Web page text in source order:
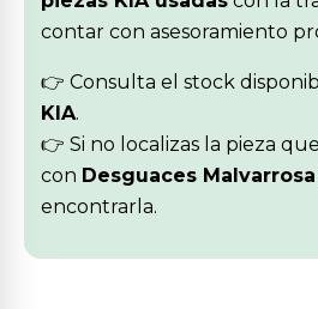
contar con asesoramiento
👉 Consulta el stock
KIA.
👉 Si no localizas la pieza
con Desguaces Malvarrosa
encontrarla.